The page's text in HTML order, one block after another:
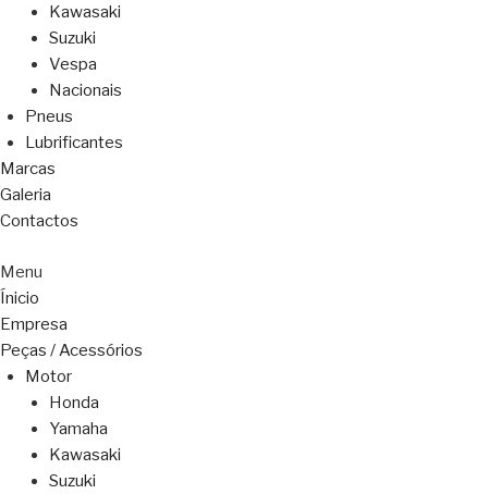
Kawasaki
Suzuki
Vespa
Nacionais
Pneus
Lubrificantes
Marcas
Galeria
Contactos
Menu
Ínicio
Empresa
Peças / Acessórios
Motor
Honda
Yamaha
Kawasaki
Suzuki